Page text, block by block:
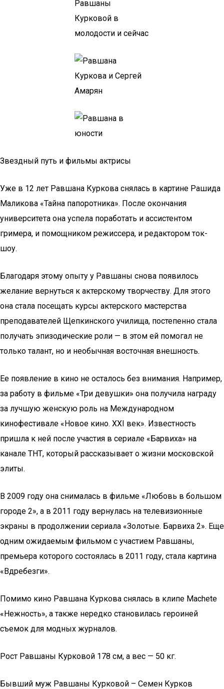
Звездный путь и фильмы актрисы
Уже в 12 лет Равшана Куркова снялась в картине Рашида
Маликова «Тайна папоротника». После окончания
университета она успела поработать и ассистентом
гримера, и помощником режиссера, и редактором ток-
шоу.
Благодаря этому опыту у Равшаны снова появилось
желание вернуться к актерскому творчеству. Для этого
она стала посещать курсы актерского мастерства
преподавателей Щепкинского училища, постепенно стала
получать эпизодические роли — в этом ей помогал не
только талант, но и необычная восточная внешность.
Ее появление в кино не осталось без внимания. Например,
за работу в фильме «Три девушки» она получила награду
за лучшую женскую роль на Международном
кинофестивале «Новое кино. XXI век». Известность
пришла к ней после участия в сериале «Барвиха» на
канале ТНТ, который рассказывает о жизни московской
элиты.
В 2009 году она снималась в фильме «Любовь в большом
городе 2», а в 2011 году вернулась на телевизионные
экраны в продолжении сериала «Золотые. Барвиха 2». Еще
одним ожидаемым фильмом с участием Равшаны,
премьера которого состоялась в 2011 году, стала картина
«Вдребезги».
Помимо кино Равшана Куркова снялась в клипе Machete
«Нежность», а также нередко становилась героиней
съемок для модных журналов.
Рост Равшаны Курковой 178 см, а вес — 50 кг.
Бывший муж Равшаны Курковой – Семен Курков